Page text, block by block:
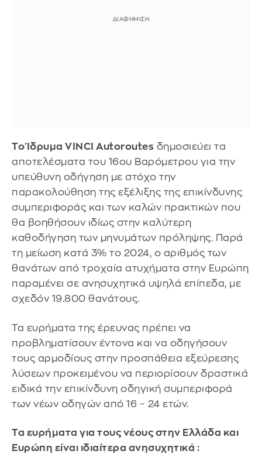
Το Ίδρυμα VINCI Autoroutes δημοσιεύει τα
αποτελέσματα του 16ου Βαρόμετρου για την
υπεύθυνη οδήγηση με στόχο την
παρακολούθηση της εξέλιξης της επικίνδυνης
συμπεριφοράς και των καλών πρακτικών που
θα βοηθήσουν ιδίως στην καλύτερη
καθοδήγηση των μηνυμάτων πρόληψης. Παρά
τη μείωση κατά 3% το 2024, ο αριθμός των
θανάτων από τροχαία ατυχήματα στην Ευρώπη
παραμένει σε ανησυχητικά υψηλά επίπεδα, με
σχεδόν 19.800 θανάτους.
Τα ευρήματα της έρευνας πρέπει να
προβληματίσουν έντονα και να οδηγήσουν
τους αρμοδίους στην προσπάθεια εξεύρεσης
λύσεων προκειμένου να περιορίσουν δραστικά
ειδικά την επικίνδυνη οδηγική συμπεριφορά
των νέων οδηγών από 16 – 24 ετών.
Τα ευρήματα για τους νέους στην Ελλάδα και
Ευρώπη είναι ιδιαίτερα ανησυχητικά :